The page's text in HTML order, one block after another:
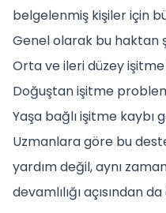
belgelenmiş kişiler için
Genel olarak bu haktan
Orta ve ileri düzey
Doğuştan işitme
Yaşa bağlı işitme kaybı
Uzmanlara göre bu
yardım değil, aynı
devamlılığı açısından